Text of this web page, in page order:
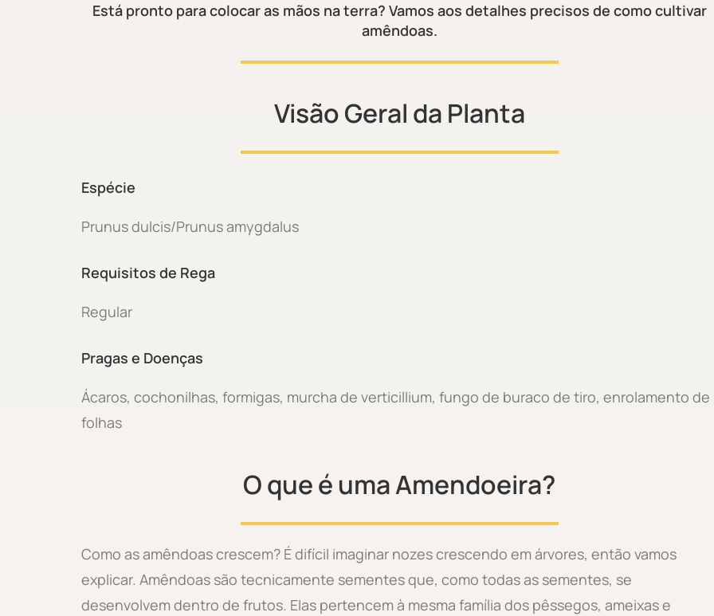
Está pronto para colocar as mãos na terra? Vamos aos detalhes precisos de como cultivar
amêndoas.
Visão Geral da Planta
Espécie
Prunus dulcis/Prunus amygdalus
Requisitos de Rega
Regular
Pragas e Doenças
Ácaros, cochonilhas, formigas, murcha de verticillium, fungo de buraco de tiro, enrolamento de
folhas
O que é uma Amendoeira?
Como as amêndoas crescem? É difícil imaginar nozes crescendo em árvores, então vamos
explicar. Amêndoas são tecnicamente sementes que, como todas as sementes, se
desenvolvem dentro de frutos. Elas pertencem à mesma família dos pêssegos, ameixas e